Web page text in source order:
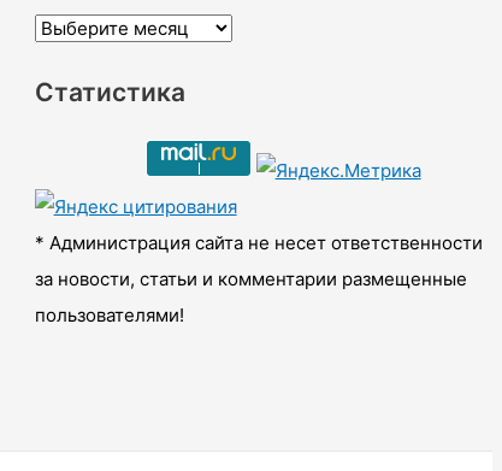
А
х
ы
Статистика
* Администрация сайта не несет ответственности
за новости, статьи и комментарии размещенные
пользователями!